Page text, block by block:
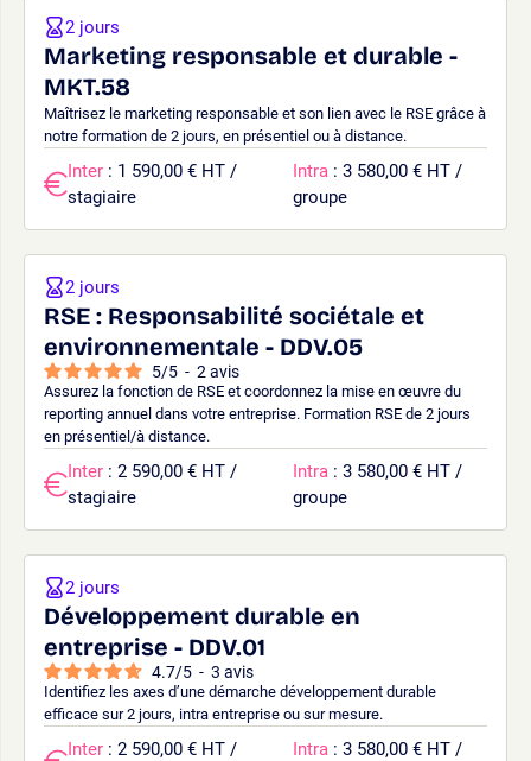
Marketing responsable et durable -
MKT.58
Maîtrisez le marketing responsable et son lien avec le RSE grâce à
notre formation de 2 jours, en présentiel ou à distance.
2 jours
Inter : 1 590,00 € HT /
stagiaire
Intra : 3 580,00 € HT /
groupe
RSE : Responsabilité sociétale et
environnementale - DDV.05
5/5 - 2 avis
Assurez la fonction de RSE et coordonnez la mise en œuvre du
reporting annuel dans votre entreprise. Formation RSE de 2 jours
en présentiel/à distance.
2 jours
Inter : 2 590,00 € HT /
stagiaire
Intra : 3 580,00 € HT /
groupe
Développement durable en
entreprise - DDV.01
4.7/5 - 3 avis
Identifiez les axes d’une démarche développement durable
efficace sur 2 jours, intra entreprise ou sur mesure.
2 jours
Inter : 2 590,00 € HT /
Intra : 3 580,00 € HT /